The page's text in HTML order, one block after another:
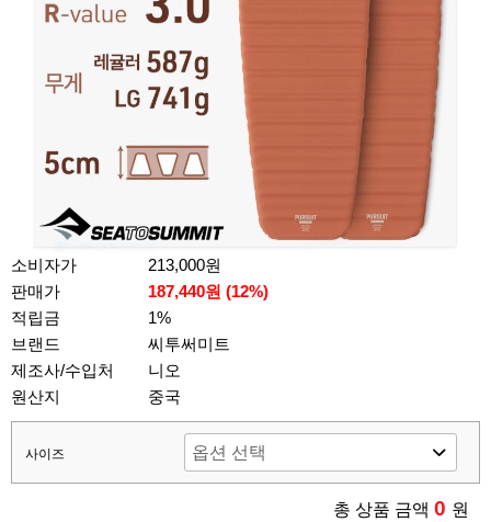
소비자가
213,000원
판매가
187,440원 (12%)
적립금
1%
브랜드
씨투써미트
제조사/수입처
니오
원산지
중국
사이즈
총 상품 금액 0 원